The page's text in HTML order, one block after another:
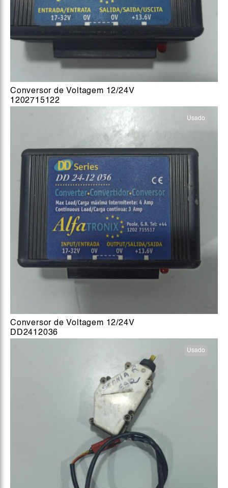
Conversor de Voltagem 12/24V
1202715122
Usado
Conversor de Voltagem 12/24V
DD2412036
Usado